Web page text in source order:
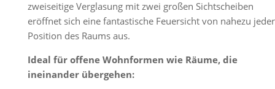
zweiseitige Verglasung mit zwei großen Sichtscheiben
eröffnet sich eine fantastische Feuersicht von nahezu jeder
Position des Raums aus.
Ideal für offene Wohnformen wie Räume, die
ineinander übergehen: